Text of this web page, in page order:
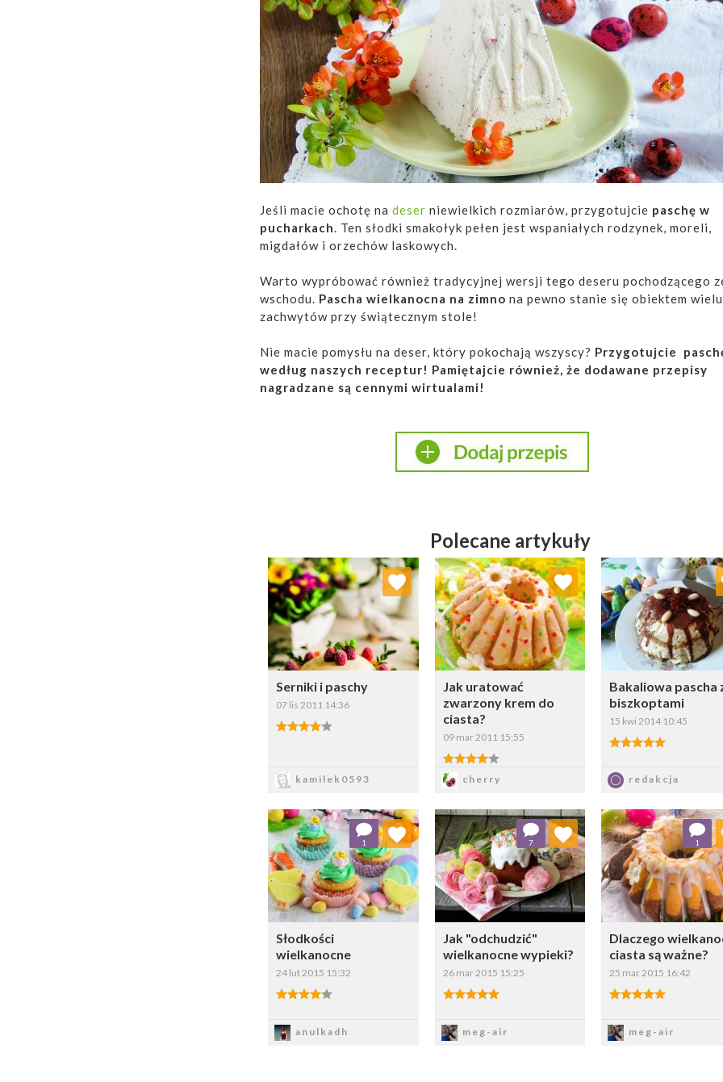
Jeśli macie ochotę na deser niewielkich rozmiarów, przygotujcie paschę w
pucharkach
. Ten słodki smakołyk pełen jest wspaniałych rodzynek, moreli,
migdałów i orzechów laskowych.
Warto wypróbować również tradycyjnej wersji tego deseru pochodzącego
wschodu. Pascha wielkanocna na zimno na pewno stanie się obiektem wielu
zachwytów przy świątecznym stole!
Nie macie pomysłu na deser, który pokochają wszyscy? Przygotujcie
według naszych receptur! Pamiętajcie również, że dodawane przepisy
nagradzane są cennymi wirtualami!
Polecane artykuły
Serniki i paschy
07 lis 2011 14:36
4.00/5
kamilek0593
Dodaj do ulubionych
Wybierz listę:
Jak uratować
zwarzony krem do
ciasta?
09 mar 2011 15:55
4.00/5
cherry
Dodaj do ulubionych
Wybierz listę:
Bakaliowa pascha
biszkoptami
15 kwi 2014 10:45
5.00/5
redakcja
Dodaj do
Wybierz
Słodkości
wielkanocne
24 lut 2015 15:32
4.00/5
anulkadh
1
Dodaj do ulubionych
Wybierz listę:
Jak "odchudzić"
wielkanocne wypieki?
26 mar 2015 15:25
5.00/5
meg-air
7
Dodaj do ulubionych
Wybierz listę:
Dlaczego
ciasta są ważne?
25 mar 2015 16:42
5.00/5
meg-air
1
Dodaj do
Wybierz